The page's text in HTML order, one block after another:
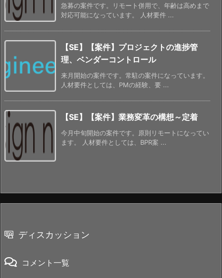
急募の案件です。リモート併用で、年齢は高めまで
対応可能になっています。 人材要件 ...
【SE】【案件】プロジェクトの進捗管
理、ベンダーコントロール
来月開始の案件です。常駐の案件になっています。
人材要件としては、PMの経験、要 ...
【SE】【案件】業務変革の構想～定着
今月中旬開始の案件です。原則リモートになってい
ます。 人材要件としては、BPR案 ...
ディスカッション
コメント一覧